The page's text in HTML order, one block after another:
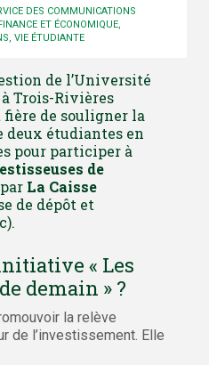
DES COMMUNICATIONS
ET ÉCONOMIQUE
VIE ÉTUDIANTE
de l’Université
à Trois-Rivières
fière de souligner la
deux étudiantes en
pour participer à
de
La Caisse
de dépôt et
« Les
demain » ?
la relève
de l’investissement. Elle